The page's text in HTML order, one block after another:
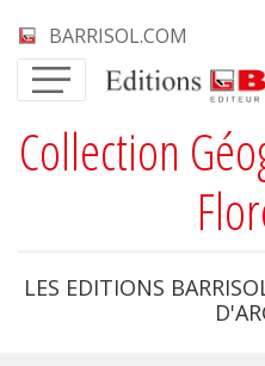
BARRISOL.COM
Collection
LES EDITIONS